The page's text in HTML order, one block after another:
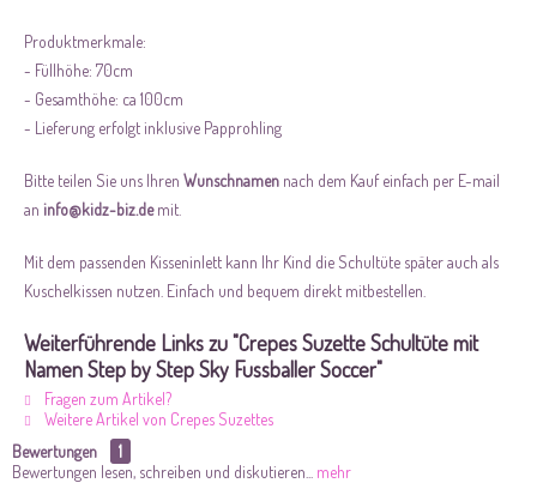
Produktmerkmale:
- Füllhöhe: 70cm
- Gesamthöhe: ca 100cm
- Lieferung erfolgt inklusive Papprohling
Bitte teilen Sie uns Ihren Wunschnamen nach dem Kauf einfach per E-mail
an info@kidz-biz.demit.
Mit dem passenden Kisseninlett kann Ihr Kind die Schultüte später auch als
Kuschelkissen nutzen. Einfach und bequem direkt mitbestellen.
Weiterführende Links zu "Crepes Suzette Schultüte mit
Namen Step by Step Sky Fussballer Soccer"
Fragen zum Artikel?
Weitere Artikel von Crepes Suzettes
Bewertungen
1
Bewertungen lesen, schreiben und diskutieren...
mehr